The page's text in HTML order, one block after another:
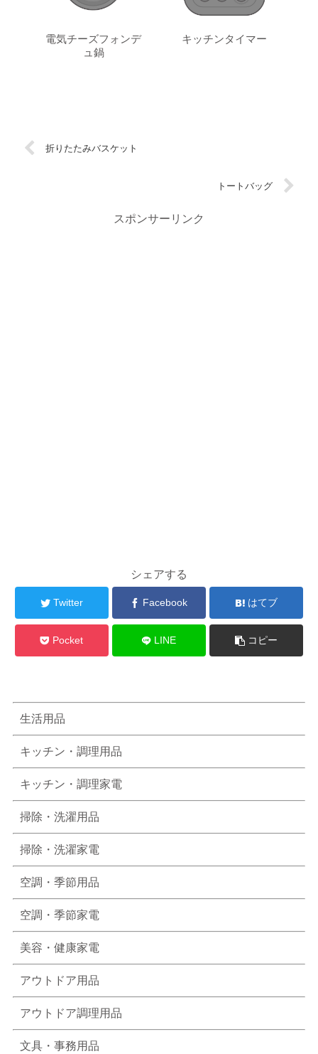
電気チーズフォンデ
ュ鍋
キッチンタイマー
折りたたみバスケット
トートバッグ
スポンサーリンク
シェアする
Twitter Facebook はてブ
Pocket LINE コピー
生活用品
キッチン・調理用品
キッチン・調理家電
掃除・洗濯用品
掃除・洗濯家電
空調・季節用品
空調・季節家電
美容・健康家電
アウトドア用品
アウトドア調理用品
文具・事務用品